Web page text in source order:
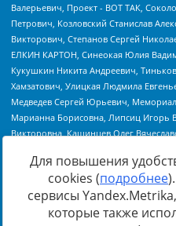
Источник:https://
inostrannyih-agentov-22-03-
Для повышения
cookies (подробнее
сервисы
которые также